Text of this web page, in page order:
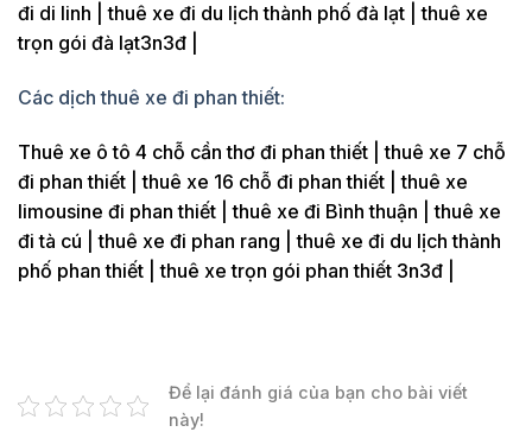
đi di linh | thuê xe đi du lịch thành phố đà lạt | thuê xe
trọn gói đà lạt3n3đ |
Các dịch thuê xe đi phan thiết:
Thuê xe ô tô 4 chỗ cần thơ đi phan thiết | thuê xe 7 chỗ
đi phan thiết | thuê xe 16 chỗ đi phan thiết | thuê xe
limousine đi phan thiết | thuê xe đi Bình thuận | thuê xe
đi tà cú | thuê xe đi phan rang | thuê xe đi du lịch thành
phố phan thiết | thuê xe trọn gói phan thiết 3n3đ |
Để lại đánh giá của bạn cho bài viết
này!